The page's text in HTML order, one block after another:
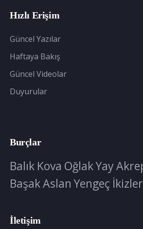
Hızlı Erişim
Güncel Yazılar
Haftaya Bakış
Güncel Videolar
Duyurular
Burçlar
Balık Kova OğlakYay
BaşakAslan Yengeç İkizler
İletişim